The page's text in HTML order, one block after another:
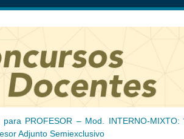
PROFESOR – Mod. INTERNO-MIXTO:
Adjunto Semiexclusivo